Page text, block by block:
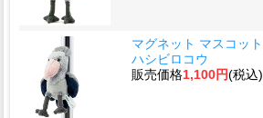
マグネット マスコット
ハシビロコウ
販売価格1,100円(税込)